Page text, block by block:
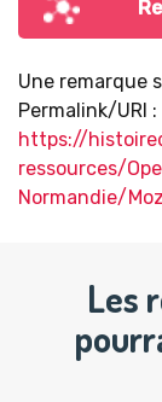
Une remarque
Permalink/URI :
https://
ressources/
Normandie/
Les